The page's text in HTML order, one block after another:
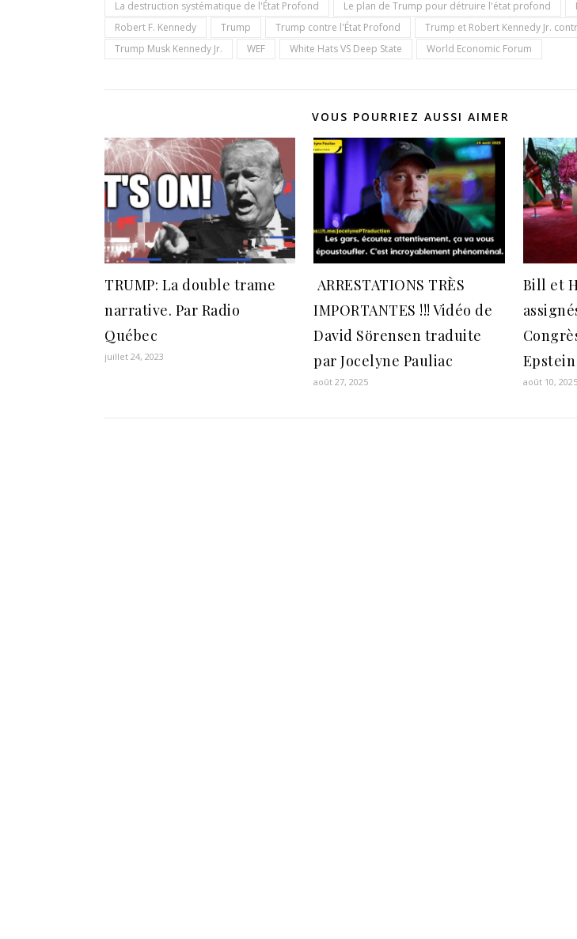
La destruction systématique de l'État Profond
Le plan de Trump pour détruire l'état profond
Robert F. Kennedy
Trump Trump contre l'État Profond
Trump et Robert Kennedy Jr.
Trump Musk Kennedy Jr.
WEF White Hats VS Deep State World Economic Forum
VOUS POURRIEZ AUSSI AIMER
TRUMP: La double trame
narrative. Par Radio
Québec
juillet 24, 2023
ARRESTATIONS TRÈS
IMPORTANTES !!! Vidéo de
David Sörensen traduite
par Jocelyne Pauliac
août 27, 2025
Bill et
Epstein
août 10, 2025